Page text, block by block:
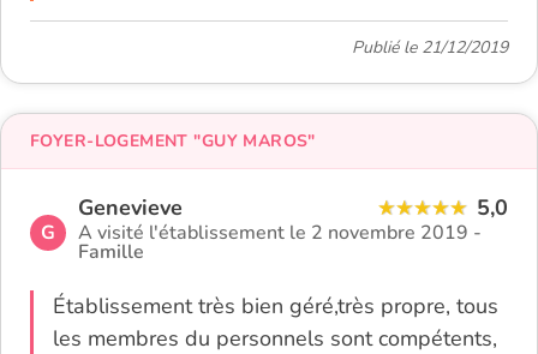
Publié le 21/12/2019
G
Genevieve 5,0
A visité l'établissement le 2 novembre 2019 -
Famille
Établissement très bien géré,très propre, tous
les membres du personnels sont compétents,
FOYER-LOGEMENT "GUY MAROS"